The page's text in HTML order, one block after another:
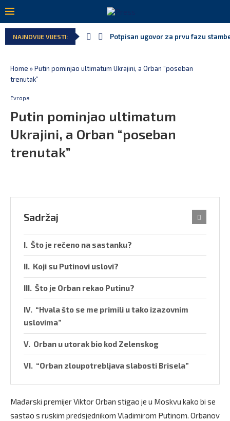
NAJNOVIJE VIJESTI: Potpisan ugovor za prvu fazu
Home »Putin pominjao ultimatum Ukrajini, a Orban “poseban
trenutak”
Evropa
Putin pominjao ultimatum
Ukrajini, a Orban “poseban
trenutak”
Sadržaj
Što je rečeno na sastanku?
Koji su Putinovi uslovi?
Što je Orban rekao Putinu?
“Hvala što se me primili u tako izazovnim
uslovima”
Orban u utorak bio kod Zelenskog
“Orban zloupotrebljava slabosti Brisela”
Mađarski premijer Viktor Orban stigao je u Moskvu kako bi se
sastao s ruskim predsjednikom Vladimirom Putinom. Orbanov